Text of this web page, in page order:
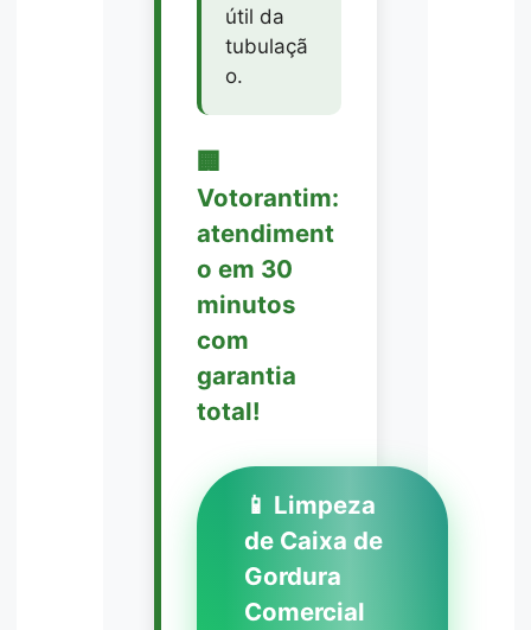
útil da
tubulaçã
o.
🏢
Votorantim:
atendiment
o em 30
minutos
com
garantia
total!
📱 Limpeza
de Caixa de
Gordura
Comercial